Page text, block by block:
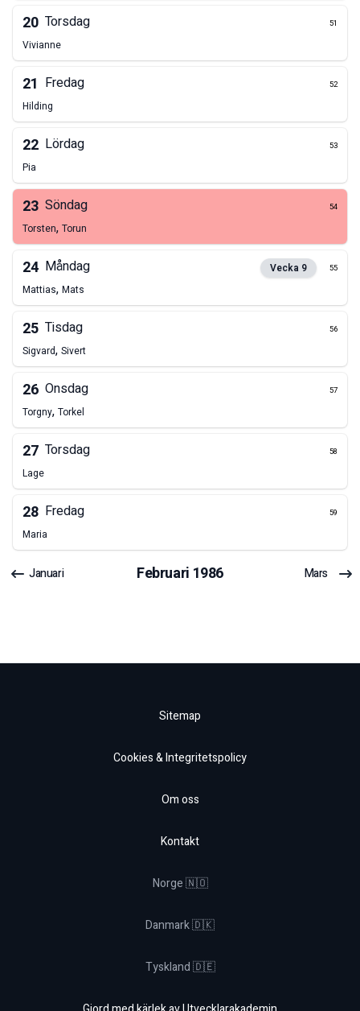
20 Torsdag 51
Vivianne
21 Fredag 52
Hilding
22 Lördag 53
Pia
23 Söndag 54
Torsten, Torun
24 Måndag Vecka 9 55
Mattias, Mats
25 Tisdag 56
Sigvard, Sivert
26 Onsdag 57
Torgny, Torkel
27 Torsdag 58
Lage
28 Fredag 59
Maria
Januari Februari 1986 Mars
Sitemap
Cookies & Integritetspolicy
Om oss
Kontakt
Norge 🇳🇴
Danmark 🇩🇰
Tyskland 🇩🇪